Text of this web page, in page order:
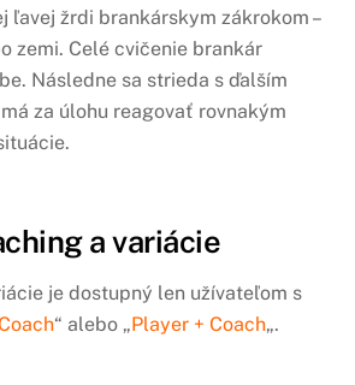
ľavej žrdi brankárskym zákrokom –
zemi. Celé cvičenie brankár
Následne sa strieda s ďalším
za úlohu reagovať rovnakým
a variácie
je dostupný len užívateľom s
“ alebo „Player + Coach„.